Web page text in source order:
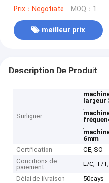
Prix：Negotiate MOQ：1
meilleur prix
Description De Produit
Surligner
largeur
,
,
6mm
Certification
CE,ISO
Conditions de
paiement
L/C, T/
Délai de livraison
50days